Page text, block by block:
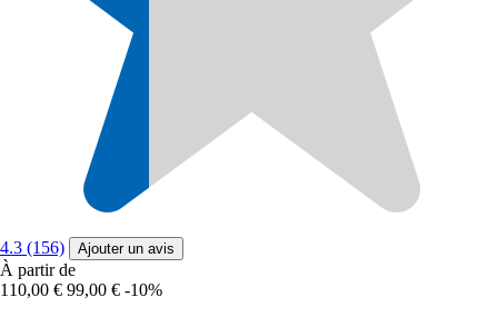
4.3 (156) Ajouter un avis
À partir de
110,00 € 99,00 € -10%